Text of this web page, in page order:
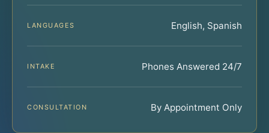
LANGUAGES English, Spanish
INTAKE Phones Answered 24/7
CONSULTATION By Appointment Only